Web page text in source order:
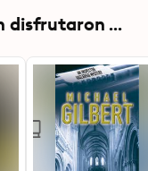
disfrutaron ...